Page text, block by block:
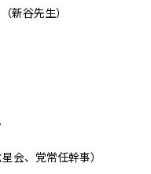
新谷先生）
会、党常任幹事）